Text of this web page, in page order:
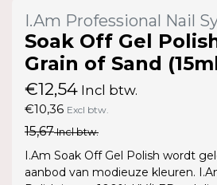
I.Am Professional Nail
Soak Off Gel
Grain of Sand
€12,54 Incl btw.
€10,36 Excl btw.
15,67Incl btw.
I.Am Soak Off Gel Polish wordt
aanbod van modieuze kleuren.